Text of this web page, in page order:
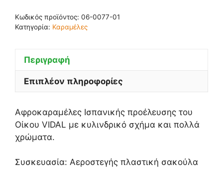
Κωδικός προϊόντος: 06-0077-01
Κατηγορία: Καραμέλες
Περιγραφή
Επιπλέον πληροφορίες
Αφροκαραμέλες Ισπανικής προέλευσης του
Οίκου VIDAL με κυλινδρικό σχήμα και πολλά
χρώματα.
Συσκευασία: Αεροστεγής πλαστική σακούλα